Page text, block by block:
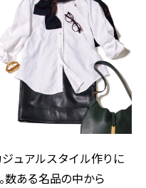
ュアルスタイル作りに
数ある名品の中から